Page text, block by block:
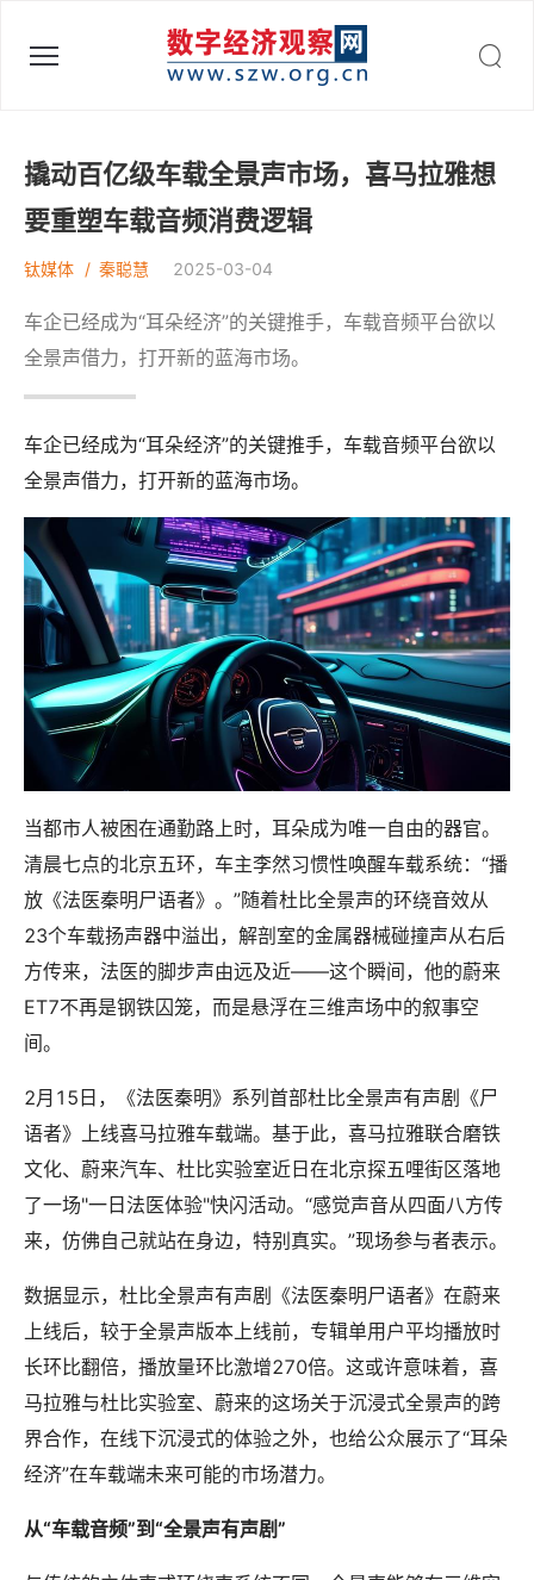
数字经济观察网 - 助力数字中国建设
撬动百亿级车载全景声市场，喜马拉雅想
要重塑车载音频消费逻辑
钛媒体 秦聪慧 2025-03-04
车企已经成为“耳朵经济”的关键推手，车载音频平台欲以
全景声借力，打开新的蓝海市场。
车企已经成为“耳朵经济”的关键推手，车载音频平台欲以
全景声借力，打开新的蓝海市场。
当都市人被困在通勤路上时，耳朵成为唯一自由的器官。
清晨七点的北京五环，车主李然习惯性唤醒车载系统：“播
放《法医秦明尸语者》。”随着杜比全景声的环绕音效从
23个车载扬声器中溢出，解剖室的金属器械碰撞声从右后
方传来，法医的脚步声由远及近——这个瞬间，他的蔚来
ET7不再是钢铁囚笼，而是悬浮在三维声场中的叙事空
间。
2月15日，《法医秦明》系列首部杜比全景声有声剧《尸
语者》上线喜马拉雅车载端。基于此，喜马拉雅联合磨铁
文化、蔚来汽车、杜比实验室近日在北京探五哩街区落地
了一场"一日法医体验"快闪活动。“感觉声音从四面八方传
来，仿佛自己就站在身边，特别真实。”现场参与者表示。
数据显示，杜比全景声有声剧《法医秦明尸语者》在蔚来
上线后，较于全景声版本上线前，专辑单用户平均播放时
长环比翻倍，播放量环比激增270倍。这或许意味着，喜
马拉雅与杜比实验室、蔚来的这场关于沉浸式全景声的跨
界合作，在线下沉浸式的体验之外，也给公众展示了“耳朵
经济”在车载端未来可能的市场潜力。
从“车载音频”到“全景声有声剧”